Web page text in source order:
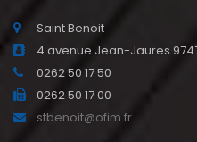
Saint Benoit
4 avenue Jean-Jaures
0262 50 17 50
0262 50 17 00
stbenoit@ofim.fr